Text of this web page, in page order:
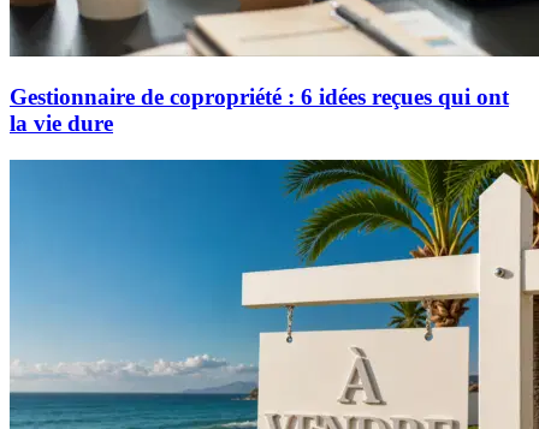
Gestionnaire de copropriété : 6 idées reçues qui ont
la vie dure